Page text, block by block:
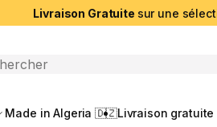
Livraison Gratuite sur une
ouverte
Made in Algeria 🇩🇿Livraison gratuite